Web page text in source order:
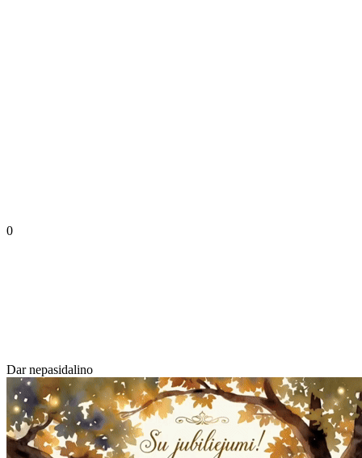
0
Dar nepasidalino